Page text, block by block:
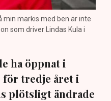
min markis med ben är inte
som driver Lindas Kula i
ha öppnat i
för tredje året i
plötsligt ändrade